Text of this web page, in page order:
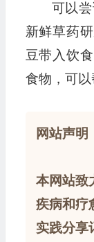
可以
新鲜草药
豆带入饮
食物，可以
网站声明
本网站致
疾病和疗
实践分享